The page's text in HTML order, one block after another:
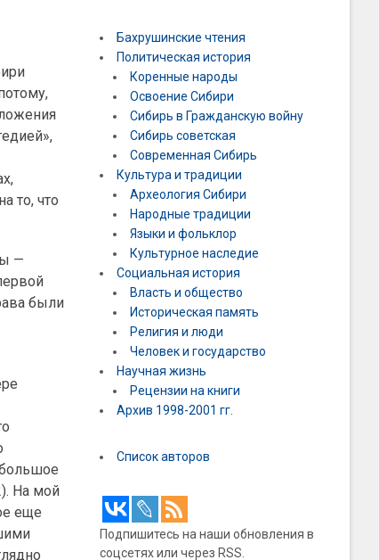
то, что
—
были
На мой
еще
Бахрушинские чтения
Политическая история
Коренные народы
Освоение Сибири
Сибирь в Гражданскую войну
Сибирь советская
Современная Сибирь
Культура и традиции
Археология Сибири
Народные традиции
Языки и фольклор
Культурное наследие
Социальная история
Власть и общество
Историческая память
Религия и люди
Человек и государство
Научная жизнь
Рецензии на книги
Архив 1998-2001 гг.
Список авторов
Подпишитесь на наши обновления в
соцсетях или через RSS.